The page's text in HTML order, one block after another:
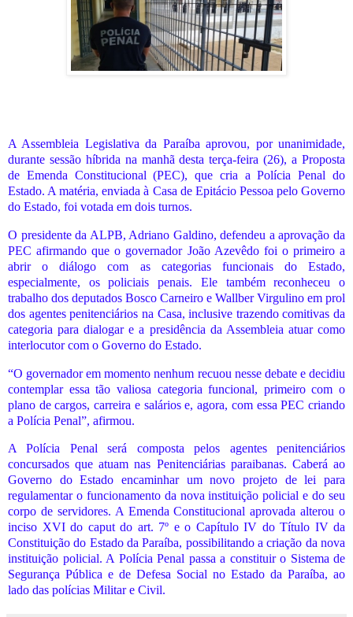
A Assembleia Legislativa da Paraíba aprovou, por unanimidade,
durante sessão híbrida na manhã desta terça-feira (26), a Proposta
de Emenda Constitucional (PEC), que cria a Polícia Penal do
Estado. A matéria, enviada à Casa de Epitácio Pessoa pelo Governo
do Estado, foi votada em dois turnos.
O presidente da ALPB, Adriano Galdino, defendeu a aprovação da
PEC afirmando que o governador João Azevêdo foi o primeiro a
abrir o diálogo com as categorias funcionais do Estado,
especialmente, os policiais penais. Ele também reconheceu o
trabalho dos deputados Bosco Carneiro e Wallber Virgulino em prol
dos agentes penitenciários na Casa, inclusive trazendo comitivas da
categoria para dialogar e a presidência da Assembleia atuar como
interlocutor com o Governo do Estado.
“O governador em momento nenhum recuou nesse debate e decidiu
contemplar essa tão valiosa categoria funcional, primeiro com o
plano de cargos, carreira e salários e, agora, com essa PEC criando
a Polícia Penal”, afirmou.
A Polícia Penal será composta pelos agentes penitenciários
concursados que atuam nas Penitenciárias paraibanas. Caberá ao
Governo do Estado encaminhar um novo projeto de lei para
regulamentar o funcionamento da nova instituição policial e do seu
corpo de servidores. A Emenda Constitucional aprovada alterou o
inciso XVI do caput do art. 7º e o Capítulo IV do Título IV da
Constituição do Estado da Paraíba, possibilitando a criação da nova
instituição policial. A Polícia Penal passa a constituir o Sistema de
Segurança Pública e de Defesa Social no Estado da Paraíba, ao
lado das polícias Militar e Civil.